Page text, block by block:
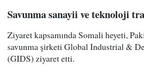
Savunma sanayii ve teknoloji
Ziyaret kapsamında Somali heyeti,
savunma şirketi Global Industrial &
(GIDS) ziyaret etti.